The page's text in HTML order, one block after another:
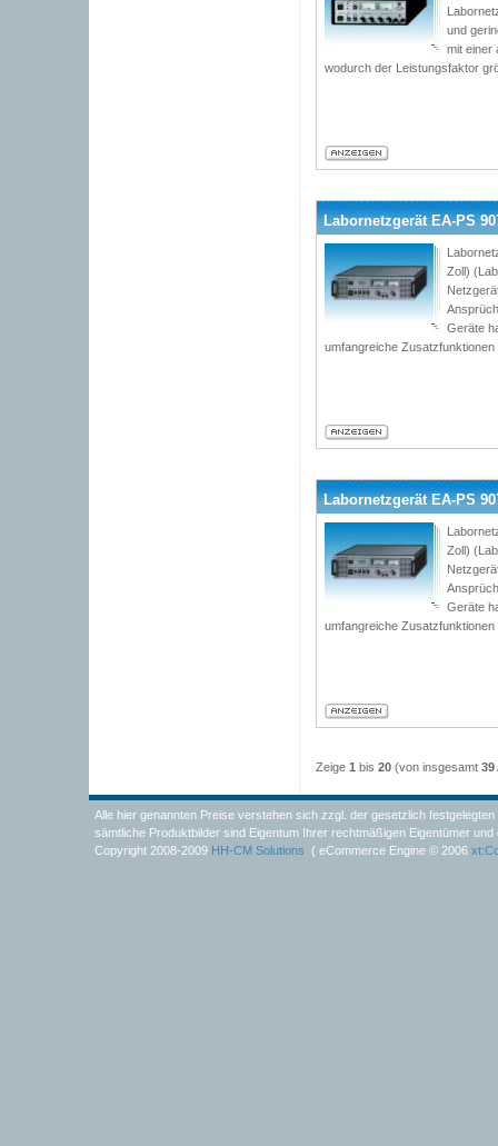
und
mit einer
wodurch der Leistungsfaktor
Labornetzgerät EA-PS
Zoll)
Geräte
umfangreiche
Labornetzgerät EA-PS
Zoll)
Geräte
umfangreiche
Zeige 1 bis 20 (von insgesamt 39
Alle hier genannten Preise verstehen sich zzgl. der gesetzlich
sämtliche Produktbilder sind Eigentum Ihrer rechtmäßigen Eigentümer
Copyright 2008-2009 HH-CM Solutions ( eCommerce Engine © 2006